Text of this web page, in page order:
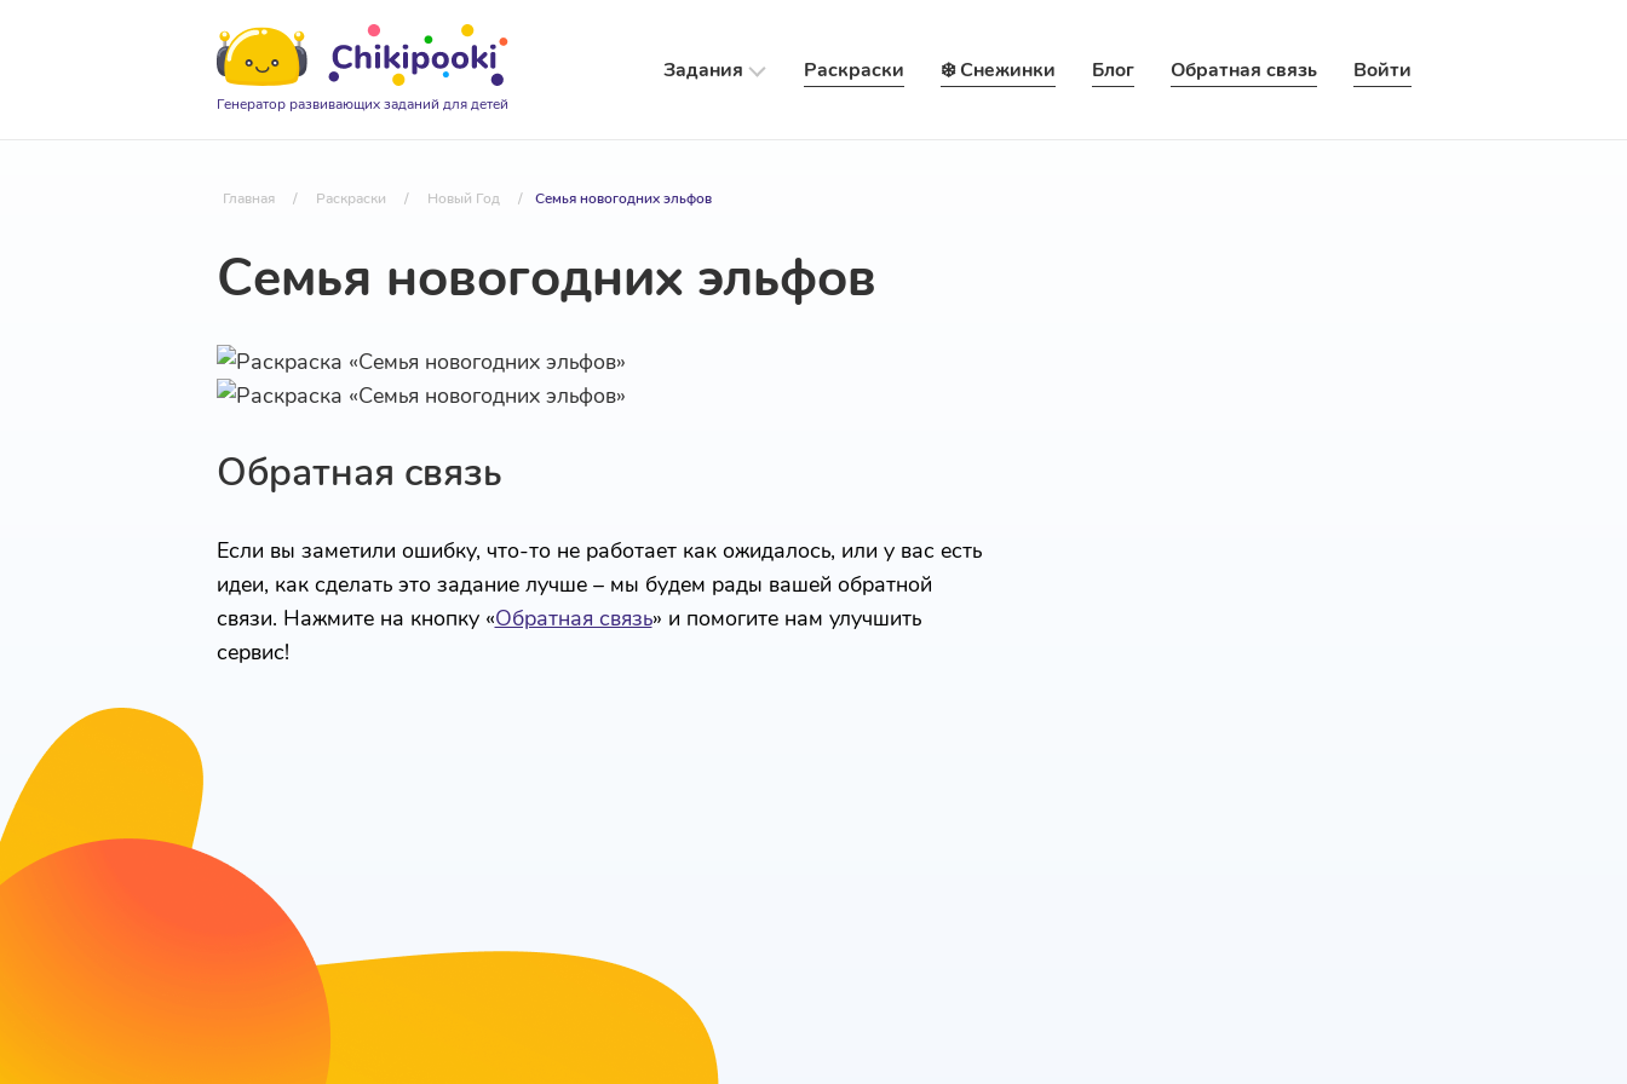
Генератор развивающих заданий для детей
Задания Раскраски ❄️ Снежинки Блог Обратная связь Войти
Главная / Раскраски / Новый Год / Семья новогодних эльфов
Семья новогодних эльфов
Обратная связь
Если вы заметили ошибку, что-то не работает как ожидалось, или у вас есть
идеи, как сделать это задание лучше – мы будем рады вашей обратной
связи. Нажмите на кнопку «Обратная связь» и помогите нам улучшить
сервис!